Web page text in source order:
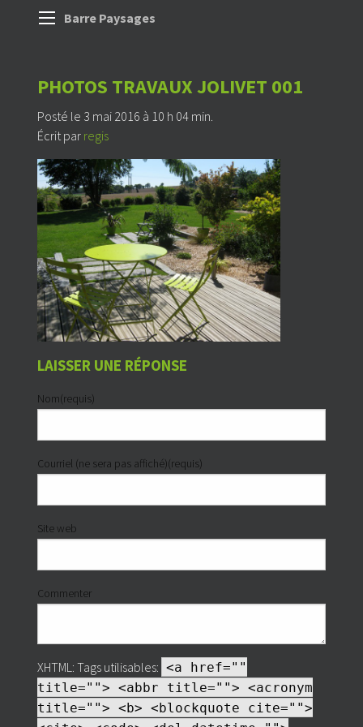
Barre Paysages
PHOTOS TRAVAUX JOLIVET 001
Posté le 3 mai 2016 à 10 h 04 min.
Écrit par regis
LAISSER UNE RÉPONSE
Nom(requis)
Courriel (ne sera pas affiché)(requis)
Site web
Commenter
XHTML: Tags utilisables: <a href=""
title=""> <abbr title=""> <acronym
title=""> <b> <blockquote cite="">